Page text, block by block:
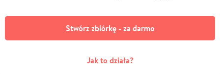
Stwórz zbiórkę - za darmo
Jak to działa?